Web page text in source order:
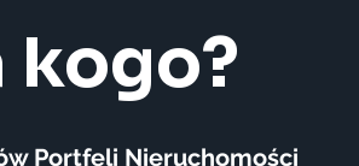
kogo?
Portfeli Nieruchomości